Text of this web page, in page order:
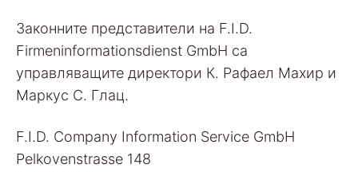
Законните представители на F.I.D.
Firmeninformationsdienst GmbH са
управляващите директори К. Рафаел Махир и
Маркус С. Глац.
F.I.D. Company Information Service GmbH
Pelkovenstrasse 148